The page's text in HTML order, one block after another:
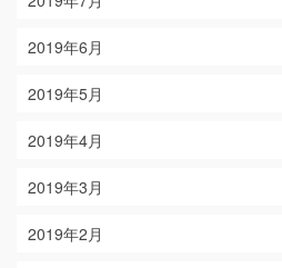
2019年6月
2019年5月
2019年4月
2019年3月
2019年2月